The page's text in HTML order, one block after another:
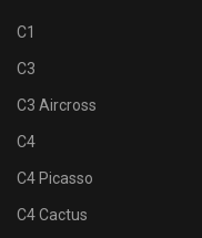
C1
C3
C3 Aircross
C4
C4 Picasso
C4 Cactus